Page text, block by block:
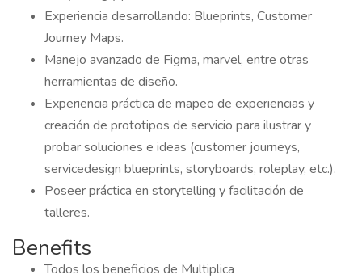
Experiencia desarrollando: Blueprints, Customer
Journey Maps.
Manejo avanzado de Figma, marvel, entre otras
herramientas de diseño.
Experiencia práctica de mapeo de experiencias y
creación de prototipos de servicio para ilustrar y
probar soluciones e ideas (customer journeys,
servicedesign blueprints, storyboards, roleplay, etc.).
Poseer práctica en storytelling y facilitación de
talleres.
Benefits
Todos los beneficios de Multiplica